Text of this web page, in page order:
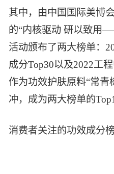
其中，由中国国际美博
的“内核驱动 研以致用
活动颁布了两大榜单：
成分Top30以及2022工
作为功效护肤原料“常
冲，成为两大榜单的Top1
消费者关注的功效成分